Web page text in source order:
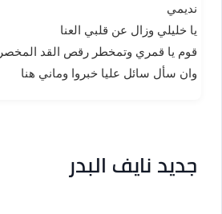
نديمي
يا خليلي وزال عن قلبي العنا
قوم يا قمري وتمخطر رقص القد المخصر
وان سأل سائل عليا خبروا وماني هنا
جديد نايف البدر